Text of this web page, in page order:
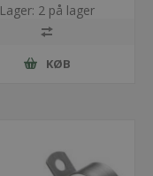
Lager: 2 på lager
KØB